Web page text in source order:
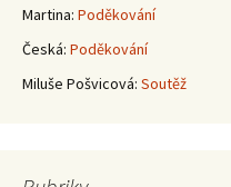
Martina: Poděkování
Česká: Poděkování
Miluše Pošvicová: Soutěž